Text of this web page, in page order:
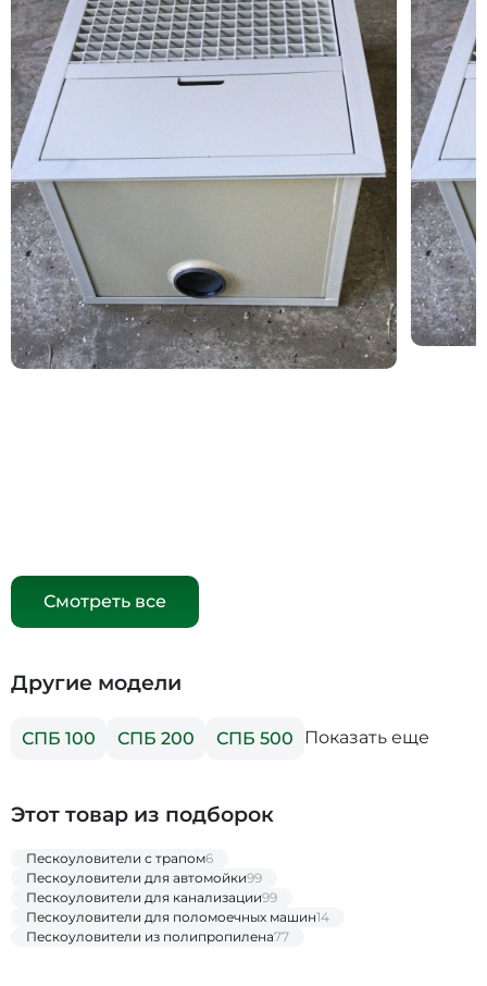
Смотреть все
Другие модели
СПБ 100 СПБ 200 СПБ 500 Показать еще
Этот товар из подборок
Пескоуловители с трапом6
Пескоуловители для автомойки99
Пескоуловители для канализации99
Пескоуловители для поломоечных машин14
Пескоуловители из полипропилена77